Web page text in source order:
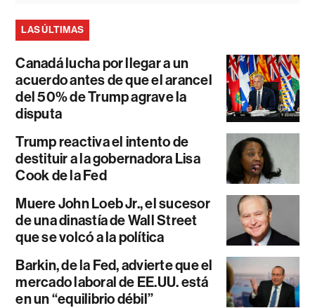
LAS ÚLTIMAS
Canadá lucha por llegar a un
acuerdo antes de que el arancel
del 50% de Trump agrave la
disputa
Trump reactiva el intento de
destituir a la gobernadora Lisa
Cook de la Fed
Muere John Loeb Jr., el sucesor
de una dinastía de Wall Street
que se volcó a la política
Barkin, de la Fed, advierte que el
mercado laboral de EE.UU. está
en un “equilibrio débil”